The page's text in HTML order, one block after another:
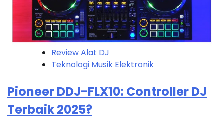
Review Alat DJ
Teknologi Musik Elektronik
Pioneer DDJ-FLX10: Controller DJ
Terbaik 2025?